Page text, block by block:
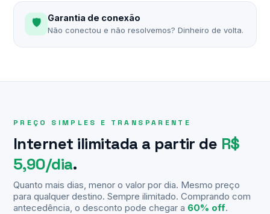
🛡️ Garantia de conexão
Não conectou e não resolvemos? Dinheiro de volta.
PREÇO SIMPLES E TRANSPARENTE
Internet ilimitada a partir de R$
5,90/dia.
Quanto mais dias, menor o valor por dia. Mesmo preço
para qualquer destino. Sempre ilimitado. Comprando com
antecedência, o desconto pode chegar a 60% off.